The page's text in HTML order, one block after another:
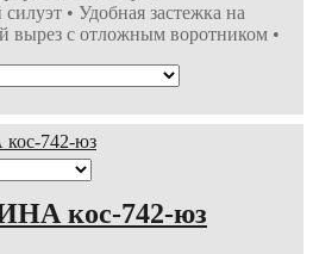
• Удобная застежка на
вырез с отложным воротником •
кос-742-юз